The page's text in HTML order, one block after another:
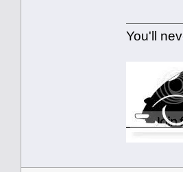
You'll
Proud